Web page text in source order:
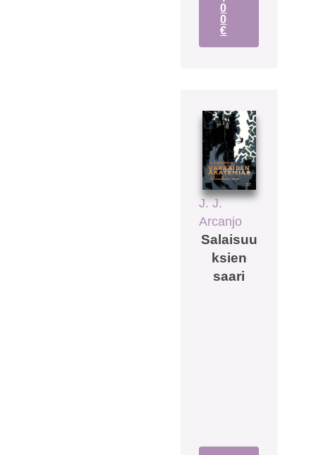
0
0
€
J. J.
Arcanjo
Salaisuu
ksien
saari